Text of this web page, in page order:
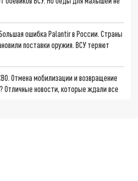
ошибка Palantir в России. Страны
поставки оружия. ВСУ теряют
Отмена мобилизации и возвращение
Отличные новости, которые ждали все